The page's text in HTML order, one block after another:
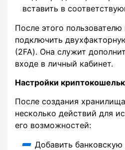
вставить в
После этого пользователю
подключить
(2FA). Она служит
входе в личный кабинет.
Настройки
После создания
несколько действий для
его возможностей:
Добавить банковскую